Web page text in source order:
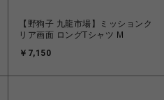
【野狗子 九龍市場】ミッションク
リア画面 ロングTシャツ M
￥7,150